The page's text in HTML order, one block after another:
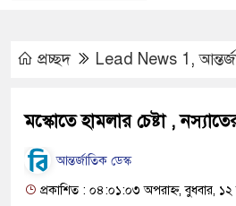
প্রচ্ছদ Lead News 1 ,
মস্কোতে হামলার চেষ্টা ,
আন্তর্জাতিক ডেস্ক
প্রকাশিত : ০৪:০১:০৩ অপরাহ্ন, বুধবার,